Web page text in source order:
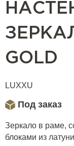
GOLD
LUXXU
Под заказ
Зеркало в раме,
блоками из